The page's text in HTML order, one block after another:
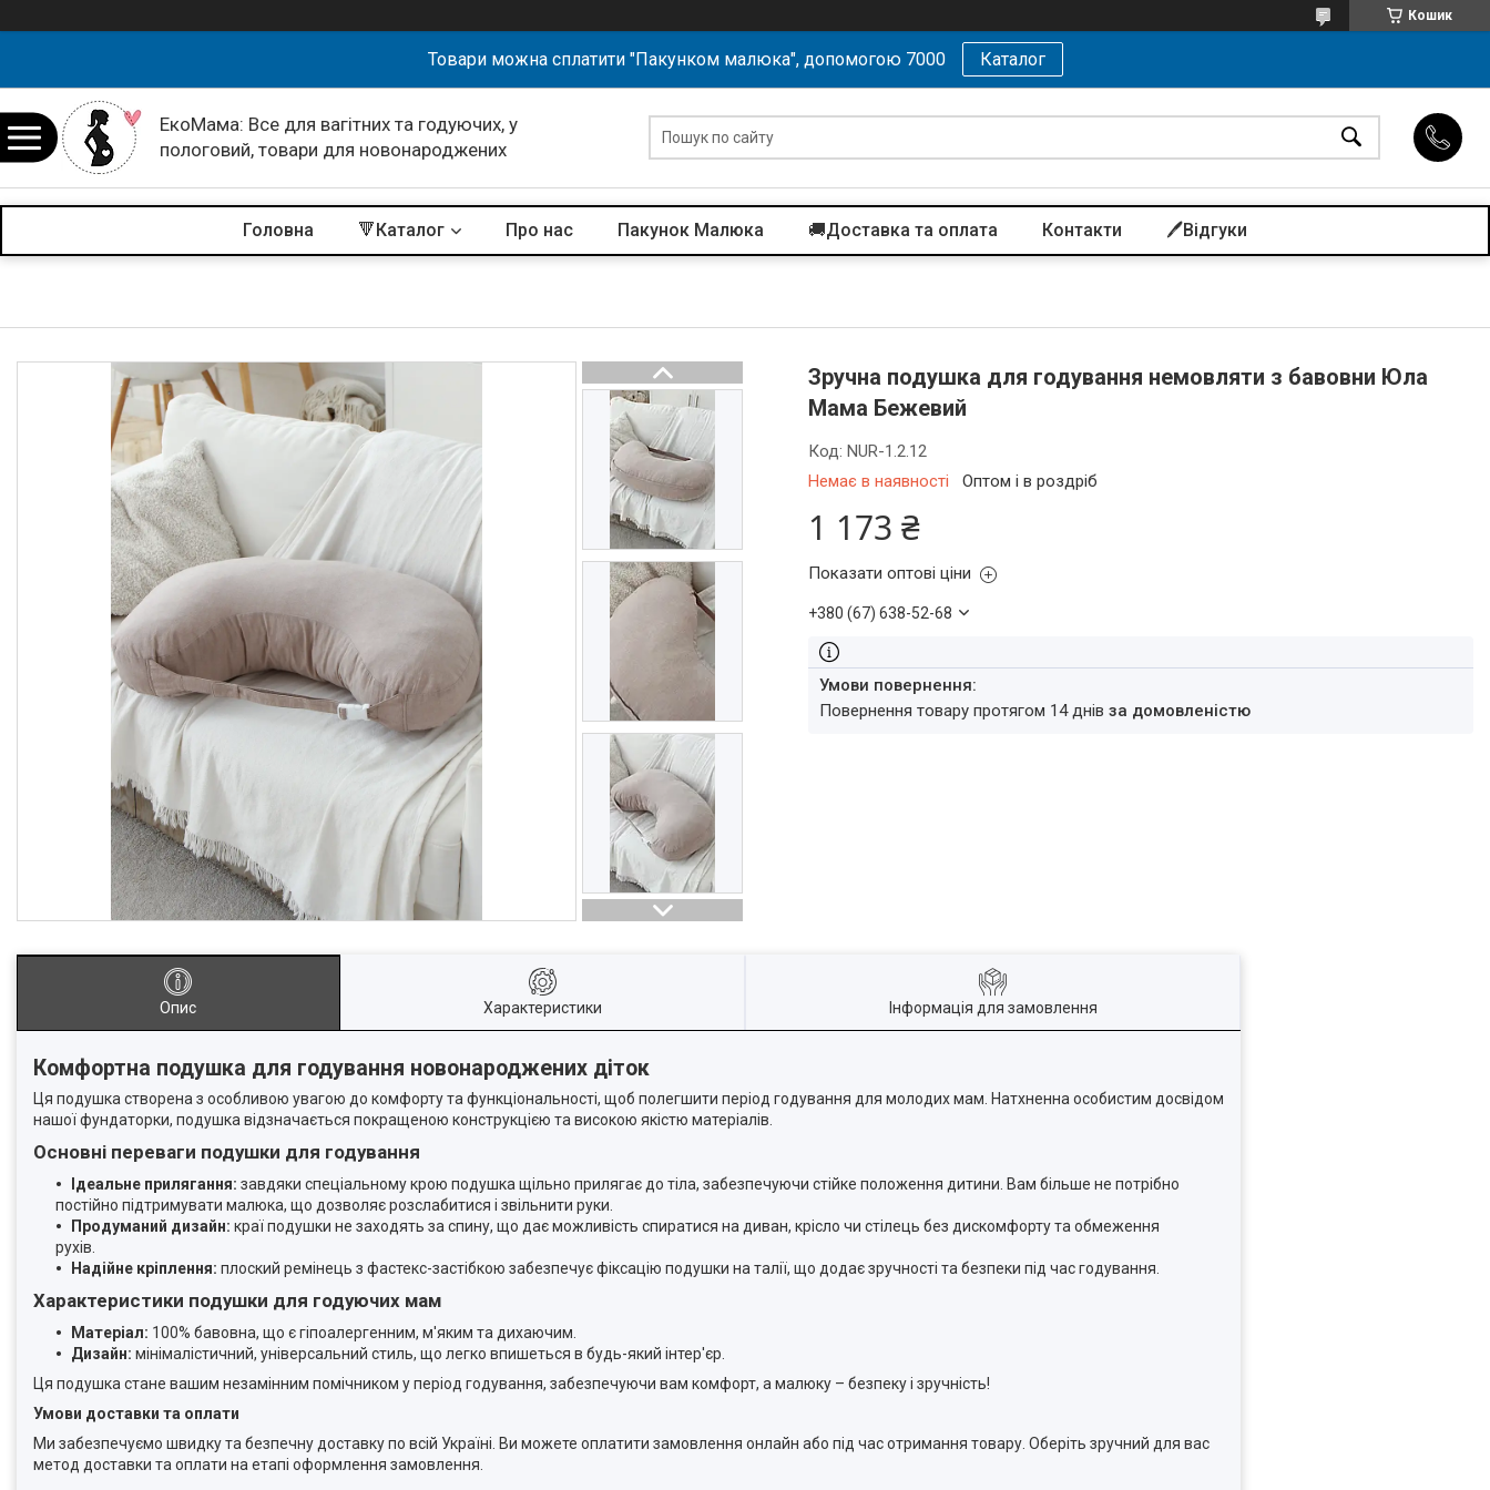
Кошик
Товари можна сплатити "Пакунком малюка", допомогою 7000 Каталог
ЕкоМама: Все для вагітних та годуючих, у
пологовий, товари для новонароджених
Головна 🔻Каталог Про нас Пакунок Малюка 🚚Доставка та оплата Контакти 🖊️Відгуки
Зручна подушка для годування немовляти з бавовни Юла
Мама Бежевий
Немає в наявності Оптом і в роздріб
Код:NUR-1.2.12
1 173 ₴
Показати оптові ціни
+380 (67) 638-52-68
повернення товару протягом 14 днівза домовленістю
Опис Характеристики Інформація для замовлення
Комфортна подушка для годування новонароджених діток
Ця подушка створена з особливою увагою до комфорту та функціональності, щоб полегшити період годування для молодих мам. Натхненна особистим досвідом
нашої фундаторки, подушка відзначається покращеною конструкцією та високою якістю матеріалів.
Основні переваги подушки для годування
Ідеальне прилягання: завдяки спеціальному крою подушка щільно прилягає до тіла, забезпечуючи стійке положення дитини. Вам більше не потрібно
постійно підтримувати малюка, що дозволяє розслабитися і звільнити руки.
Продуманий дизайн: краї подушки не заходять за спину, що дає можливість спиратися на диван, крісло чи стілець без дискомфорту та обмеження
рухів.
Надійне кріплення: плоский ремінець з фастекс-застібкою забезпечує фіксацію подушки на талії, що додає зручності та безпеки під час годування.
Характеристики подушки для годуючих мам
Матеріал: 100% бавовна, що є гіпоалергенним, м'яким та дихаючим.
Дизайн: мінімалістичний, універсальний стиль, що легко впишеться в будь-який інтер'єр.
Ця подушка стане вашим незамінним помічником у період годування, забезпечуючи вам комфорт, а малюку – безпеку і зручність!
Умови доставки та оплати
Ми забезпечуємо швидку та безпечну доставку по всій Україні. Ви можете оплатити замовлення онлайн або під час отримання товару. Оберіть зручний для вас
метод доставки та оплати на етапі оформлення замовлення.